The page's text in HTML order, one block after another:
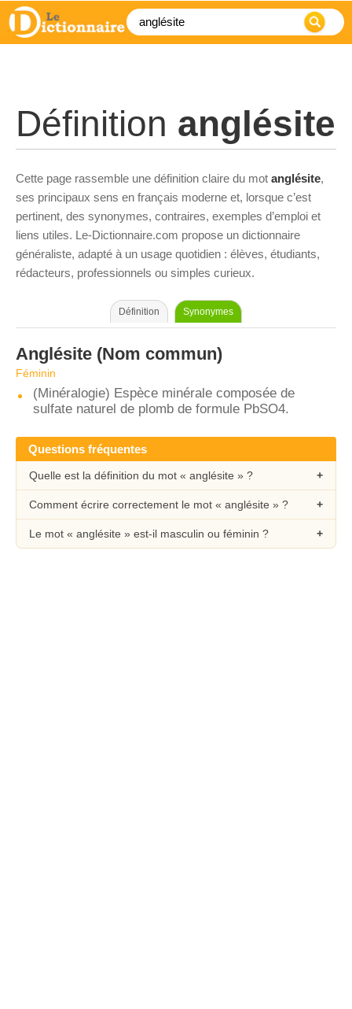
Définition anglésite
Cette page rassemble une définition claire du mot anglésite,
ses principaux sens en français moderne et, lorsque c’est
pertinent, des synonymes, contraires, exemples d’emploi et
liens utiles. Le-Dictionnaire.com propose un dictionnaire
généraliste, adapté à un usage quotidien : élèves, étudiants,
rédacteurs, professionnels ou simples curieux.
Définition Synonymes
Anglésite (Nom commun)
Féminin
(Minéralogie) Espèce minérale composée de
sulfate naturel de plomb de formule PbSO4.
Questions fréquentes
Quelle est la définition du mot « anglésite » ?
Comment écrire correctement le mot « anglésite » ?
Le mot « anglésite » est-il masculin ou féminin ?